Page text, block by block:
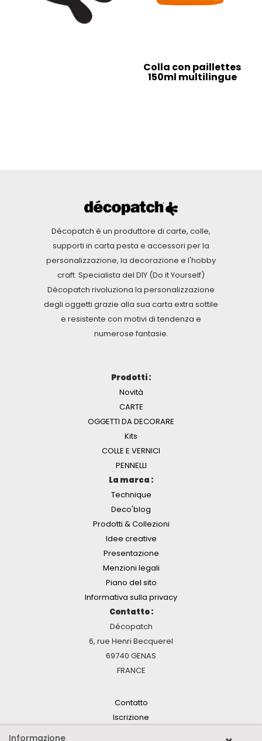
Colla con paillettes
150ml multilingue
Décopatch è un produttore di carte, colle,
supporti in carta pesta e accessori per la
personalizzazione, la decorazione e l'hobby
craft. Specialista del DIY (Do it Yourself)
Décopatch rivoluziona la personalizzazione
degli oggetti grazie alla sua carta extra sottile
e resistente con motivi di tendenza e
numerose fantasie.
Prodotti :
Novità
CARTE
OGGETTI DA DECORARE
Kits
COLLE E VERNICI
PENNELLI
La marca :
Technique
Deco'blog
Prodotti & Collezioni
Idee creative
Presentazione
Menzioni legali
Piano del sito
Informativa sulla privacy
Contatto :
Décopatch
6, rue Henri Becquerel
69740 GENAS
FRANCE
Contatto
Iscrizione
Informazione